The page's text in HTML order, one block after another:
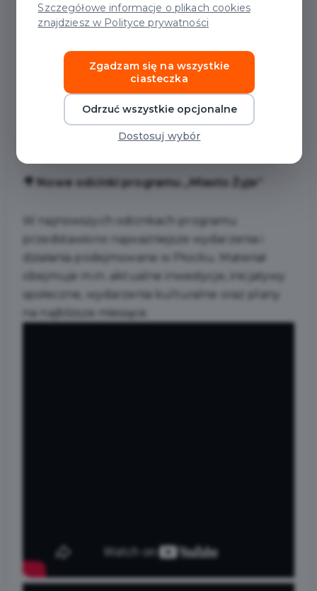
informacji o tym, czym żyje Płock. W ramach
najnowsze odcinki programu telewizyjnego,
jak aktualne wydanie magazynu: społecznego i
kulturalnego.
Płocki Miesięcznik Kulturalny Miasto Żyje
06/2026
🎥 Nowe odcinki programu „Miasto Żyje”
W najnowszych odcinkach programu
przedstawiono najważniejsze wydarzenia i
działania podejmowane w Płocku. Materiał
obejmuje m.in. aktualne inwestycje, inicjatywy
społeczne, wydarzenia kulturalne oraz plany
na najbliższe miesiące.
Szczegółowe informacje o plikach cookies
znajdziesz w Polityce prywatności
Zgadzam się na wszystkie
ciasteczka
Odrzuć wszystkie opcjonalne
Dostosuj wybór